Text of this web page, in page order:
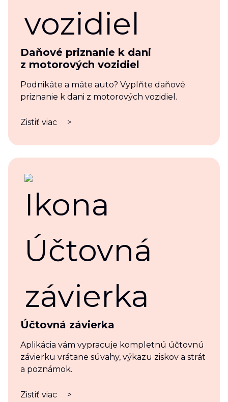
Daňové priznanie k dani
z motorových vozidiel
Podnikáte a máte auto? Vyplňte daňové
priznanie k dani z motorových vozidiel.
Zistiť viac >
Účtovná závierka
Aplikácia vám vypracuje kompletnú účtovnú
závierku vrátane súvahy, výkazu ziskov a strát
a poznámok.
Zistiť viac >